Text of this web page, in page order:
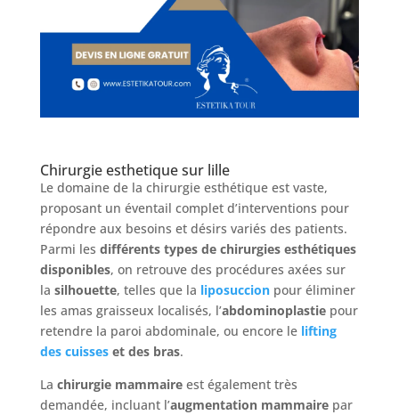
Nos
cliniques
Avant
/
Après
Devis
Gratuit
Chirurgie esthetique sur lille
Le domaine de la chirurgie esthétique est vaste,
proposant un éventail complet d’interventions pour
répondre aux besoins et désirs variés des patients.
Parmi les différents types de chirurgies esthétiques
disponibles, on retrouve des procédures axées sur
la silhouette, telles que la liposuccionpour éliminer
les amas graisseux localisés, l’abdominoplastiepour
retendre la paroi abdominale, ou encore le lifting
des cuisseset des bras.
La chirurgie mammaireest également très
demandée, incluant l’augmentation mammairepar